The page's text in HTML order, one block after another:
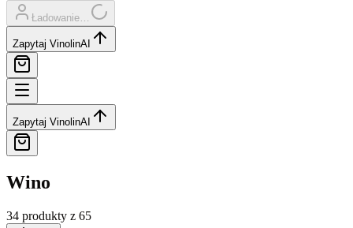
Ładowanie…
Zapytaj VinolinAI
Zapytaj VinolinAI
Wino
34 produkty z 65